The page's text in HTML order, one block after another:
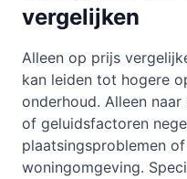
vergelijken
Alleen op prijs
kan leiden tot hogere
onderhoud. Alleen
of geluidsfactoren
plaatsingsproblemen
woningomgeving.